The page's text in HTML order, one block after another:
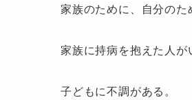
家族のために、自分のた
家族に持病を抱えた人が
子どもに不調がある。